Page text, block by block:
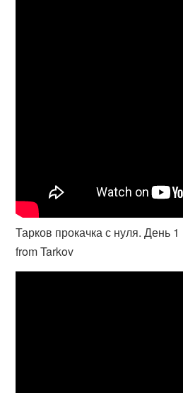
Тарков прокачка с нуля. День
from Tarkov